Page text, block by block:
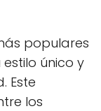
populares
único y
Este
los